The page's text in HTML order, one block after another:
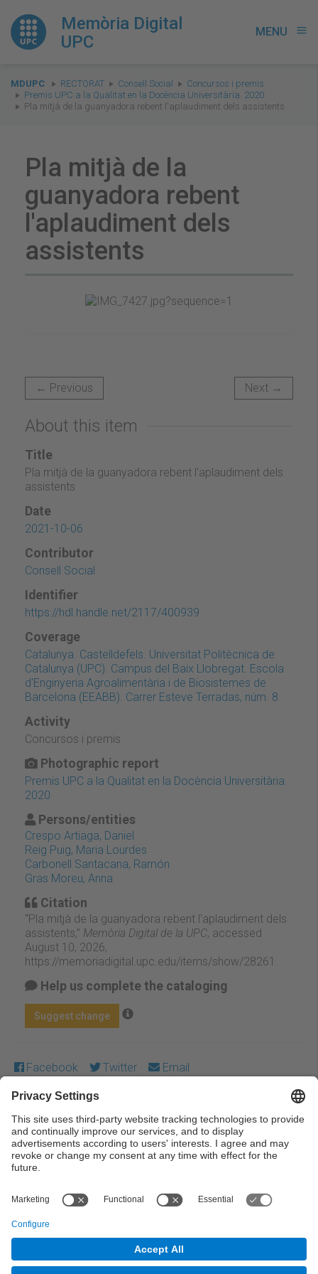
Memòria Digital
UPC
MENU menu
You
are
here:
MDUPC RECTORAT Consell Social
Concursos i premis
Premis UPC a la Qualitat en la Docència Universitària. 2020
Pla mitjà de la guanyadora rebent l'aplaudiment dels assistents
Pla mitjà de la
guanyadora rebent
l'aplaudiment dels
assistents
← Previous Next →
About this item
Title
Pla mitjà de la guanyadora rebent l'aplaudiment dels
assistents
Date
2021-10-06
Contributor
Consell Social
Identifier
https://hdl.handle.net/2117/400939
Coverage
Catalunya. Castelldefels. Universitat Politècnica de
Catalunya (UPC). Campus del Baix Llobregat. Escola
d'Enginyeria Agroalimentària i de Biosistemes de
Barcelona (EEABB). Carrer Esteve Terradas, núm. 8
Activity
Concursos i premis
Photographic report
Premis UPC a la Qualitat en la Docència Universitària.
2020
Persons/entities
Crespo Artiaga, Daniel
Reig Puig, Maria Lourdes
Carbonell Santacana, Ramón
Gras Moreu, Anna
Citation
“Pla mitjà de la guanyadora rebent l'aplaudiment dels
assistents,” Memòria Digital de la UPC, accessed
August 10, 2026,
https://memoriadigital.upc.edu/items/show/28261
Help us complete the cataloging
Suggest change
Facebook Twitter Email
Except where otherwise noted, content on this work is
licensed under a Creative Commons license:Attribution-
NonCommercial-NoDerivs 4.0 Generic